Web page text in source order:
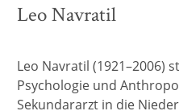
Leo Navratil
Leo Navratil (1921–2006)
Psychologie und
Sekundararzt in die